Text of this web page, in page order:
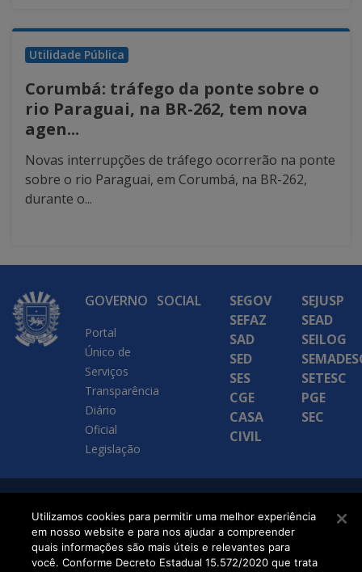
Utilidade Pública
Corumbá: tráfego da ponte sobre o
rio Paraguai, na BR-262, tem nova
agen...
Novas interrupções de tráfego ocorrerão na ponte
sobre o rio Paraguai, em Corumbá, na BR-262,
durante o...
GOVERNO
Portal
Único de
Serviços
Transparência
Diário
Oficial
Legislação
SOCIAL
SEGOV
SEFAZ
SAD
SED
SES
CGE
CASA
CIVIL
SEJUSP
SEAD
SEILOG
SETESC
PGE
SEC
SETDIG | Secretaria-
Executiva de
Transformação Digital
Utilizamos cookies para permitir uma melhor experiência
em nosso website e para nos ajudar a compreender
quais informações são mais úteis e relevantes para
você. Conforme Decreto Estadual 15.572/2020 que trata